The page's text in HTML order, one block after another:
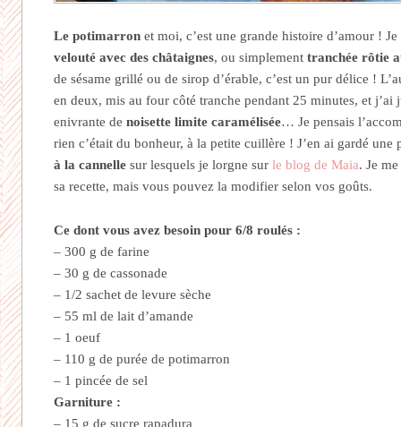
Le potimarron et moi, c’est une grande histoire d’amour !
velouté avec des châtaignes, ou simplementtranchée rôtie
de sésame grillé ou de sirop d’érable, c’est un pur délice !
en deux, mis au four côté tranche pendant 25 minutes, et j’ai
enivrante denoisette limite caramélisée… Je pensais
rien c’était du bonheur, à la petite cuillère ! J’en ai gardé une
à la cannelle sur lesquels je lorgne surle blog de Maia. Je
sa recette, mais vous pouvez la modifier selon vos goûts.
Ce dont vous avez besoin pour 6/8 roulés :
– 300 g de farine
– 30 g de cassonade
– 1/2 sachet de levure sèche
– 55 ml de lait d’amande
– 1 oeuf
– 110 g de purée de potimarron
– 1 pincée de sel
Garniture :
– 15 g de sucre rapadura